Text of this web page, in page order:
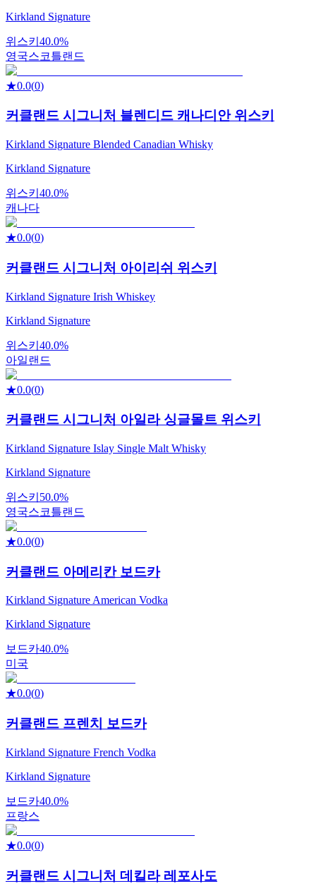
Kirkland Signature
위스키 40.0%
영국스코틀랜드
★0.0(0)
커클랜드 시그니처 블렌디드 캐나디안 위스키
Kirkland Signature Blended Canadian Whisky
Kirkland Signature
위스키 40.0%
캐나다
★0.0(0)
커클랜드 시그니처 아이리쉬 위스키
Kirkland Signature Irish Whiskey
Kirkland Signature
위스키 40.0%
아일랜드
★0.0(0)
커클랜드 시그니처 아일라 싱글몰트 위스키
Kirkland Signature Islay Single Malt Whisky
Kirkland Signature
위스키 50.0%
영국스코틀랜드
★0.0(0)
커클랜드 아메리칸 보드카
Kirkland Signature American Vodka
Kirkland Signature
보드카40.0%
미국
★0.0(0)
커클랜드 프렌치 보드카
Kirkland Signature French Vodka
Kirkland Signature
보드카40.0%
프랑스
★0.0(0)
커클랜드 시그니처 데킬라 레포사도